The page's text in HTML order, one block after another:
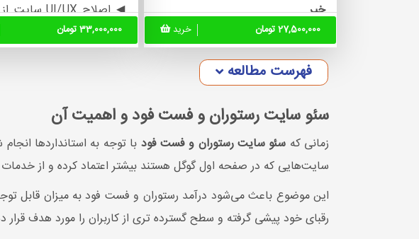
خیر
◀ تعیین استراتژی شبکه های
اجتماعی:خیر
◀ تولید محتوا سئو شده ماهانه:
10000 کلمه
◀ تعداد کلمات کلیدی سئو شده در
12ماه:
5عدد
◀ تعداد رپورتاژ ماهیانه: ندارد
27,500,000 تومان خرید
◀ اصلاح UI/UX سایت از نظر سئو:
بله
◀ ارائه پلن بهبود درآمد
◀ تولید محتوا سئو
12000 کلمه
◀ تعداد کلمات کلیدی
12ماه:
8عدد
33,000,000 تومان
فهرست مطالعه
سئو سایت رستوران و فست فود و اهمیت آن
زمانی که سئو سایت رستوران و فست فود با توجه به استانداردها
سایت‌هایی که در صفحه اول گوگل هستند بیشتر اعتماد کرده و از خدمات
این موضوع باعث می‌شود درآمد رستوران و فست فود به میزان قابل
رقبای خود پیشی گرفته و سطح گسترده تری از کاربران را مورد هدف قرار